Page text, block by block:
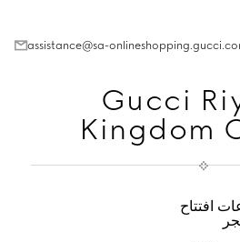
assistance@sa-
Gucci
Kingdom
افتتاح